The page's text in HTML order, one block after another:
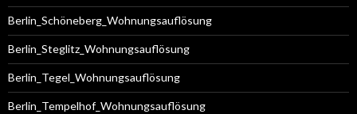
Berlin_Schöneberg_Wohnungsauflösung
Berlin_Steglitz_Wohnungsauflösung
Berlin_Tegel_Wohnungsauflösung
Berlin_Tempelhof_Wohnungsauflösung